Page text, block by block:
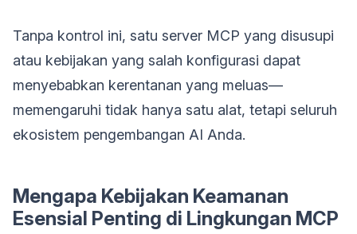
Tanpa kontrol ini, satu server MCP yang disusupi
atau kebijakan yang salah konfigurasi dapat
menyebabkan kerentanan yang meluas—
memengaruhi tidak hanya satu alat, tetapi seluruh
ekosistem pengembangan AI Anda.
Mengapa Kebijakan Keamanan
Esensial Penting di Lingkungan MCP